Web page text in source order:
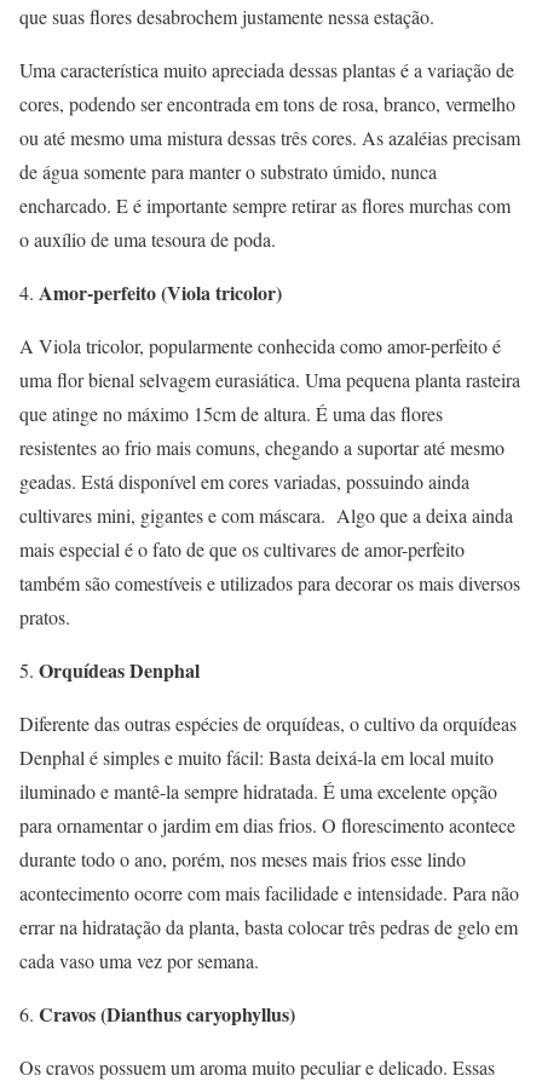
que suas flores desabrochem justamente nessa estação.
Uma característica muito apreciada dessas plantas é a variação de
cores, podendo ser encontrada em tons de rosa, branco, vermelho
ou até mesmo uma mistura dessas três cores. As azaléias precisam
de água somente para manter o substrato úmido, nunca
encharcado. E é importante sempre retirar as flores murchas com
o auxílio de uma tesoura de poda.
Amor-perfeito (Viola tricolor)
A Viola tricolor, popularmente conhecida como amor-perfeito é
uma flor bienal selvagem eurasiática. Uma pequena planta rasteira
que atinge no máximo 15cm de altura. É uma das flores
resistentes ao frio mais comuns, chegando a suportar até mesmo
geadas. Está disponível em cores variadas, possuindo ainda
cultivares mini, gigantes e com máscara. Algo que a deixa ainda
mais especial é o fato de que os cultivares de amor-perfeito
também são comestíveis e utilizados para decorar os mais diversos
pratos.
Orquídeas Denphal
Diferente das outras espécies de orquídeas, o cultivo da orquídeas
Denphal é simples e muito fácil: Basta deixá-la em local muito
iluminado e mantê-la sempre hidratada. É uma excelente opção
para ornamentar o jardim em dias frios. O florescimento acontece
durante todo o ano, porém, nos meses mais frios esse lindo
acontecimento ocorre com mais facilidade e intensidade. Para não
errar na hidratação da planta, basta colocar três pedras de gelo em
cada vaso uma vez por semana.
Cravos (Dianthus caryophyllus)
Os cravos possuem um aroma muito peculiar e delicado. Essas